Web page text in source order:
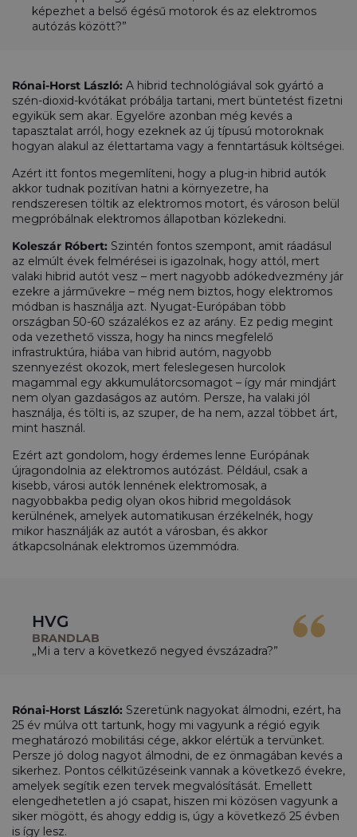
képezhet a belső égésű motorok és az elektromos
autózás között?”
Rónai-Horst László: A hibrid technológiával sok gyártó a
szén-dioxid-kvótákat próbálja tartani, mert büntetést fizetni
egyikük sem akar. Egyelőre azonban még kevés a
tapasztalat arról, hogy ezeknek az új típusú motoroknak
hogyan alakul az élettartama vagy a fenntartásuk költségei.
Azért itt fontos megemlíteni, hogy a plug-in hibrid autók
akkor tudnak pozitívan hatni a környezetre, ha
rendszeresen töltik az elektromos motort, és városon belül
megpróbálnak elektromos állapotban közlekedni.
Koleszár Róbert: Szintén fontos szempont, amit ráadásul
az elmúlt évek felmérései is igazolnak, hogy attól, mert
valaki hibrid autót vesz – mert nagyobb adókedvezmény jár
ezekre a járművekre – még nem biztos, hogy elektromos
módban is használja azt. Nyugat-Európában több
országban 50-60 százalékos ez az arány. Ez pedig megint
oda vezethető vissza, hogy ha nincs megfelelő
infrastruktúra, hiába van hibrid autóm, nagyobb
szennyezést okozok, mert feleslegesen hurcolok
magammal egy akkumulátorcsomagot – így már mindjárt
nem olyan gazdaságos az autóm. Persze, ha valaki jól
használja, és tölti is, az szuper, de ha nem, azzal többet árt,
mint használ.
Ezért azt gondolom, hogy érdemes lenne Európának
újragondolnia az elektromos autózást. Például, csak a
kisebb, városi autók lennének elektromosak, a
nagyobbakba pedig olyan okos hibrid megoldások
kerülnének, amelyek automatikusan érzékelnék, hogy
mikor használják az autót a városban, és akkor
átkapcsolnának elektromos üzemmódra.
HVG
BRANDLAB
„Mi a terv a következő negyed évszázadra?”
Rónai-Horst László: Szeretünk nagyokat álmodni, ezért, ha
25 év múlva ott tartunk, hogy mi vagyunk a régió egyik
meghatározó mobilitási cége, akkor elértük a tervünket.
Persze jó dolog nagyot álmodni, de ez önmagában kevés a
sikerhez. Pontos célkitűzéseink vannak a következő évekre,
amelyek segítik ezen tervek megvalósítását. Emellett
elengedhetetlen a jó csapat, hiszen mi közösen vagyunk a
siker mögött, és ahogy eddig is, úgy a következő 25 évben
is így lesz.